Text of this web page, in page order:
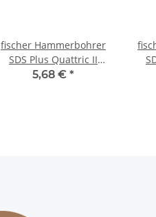
fischer Hammerbohrer
SDS Plus Quattric II
6/150/215
5,68 € *